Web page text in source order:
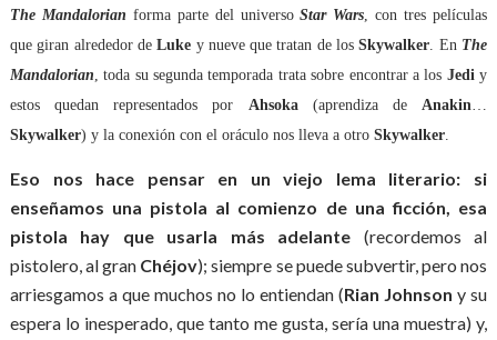
The Mandalorian forma parte del universoStar Wars, con tres películas
que giran alrededor deLuke y nueve que tratan de losSkywalker. En The
Mandalorian, toda su segunda temporada trata sobre encontrar a los Jediy
estos quedan representados por Ahsoka(aprendiza deAnakin…
Skywalker) y la conexión con el oráculo nos lleva a otro Skywalker.
Eso nos hace pensar en un viejo lema literario: si
enseñamos una pistola al comienzo de una ficción, esa
pistola hay que usarla
más adelante (recordemos al
pistolero, al gran Chéjov); siempre se puede subvertir, pero nos
arriesgamos a que muchos no lo entiendan (Rian Johnson y su
espera lo inesperado, que tanto me gusta, sería una muestra) y,